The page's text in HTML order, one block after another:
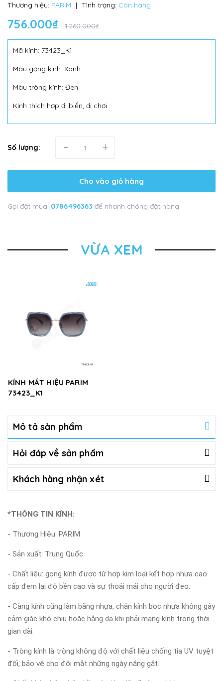
Thương hiệu: PARIM | Tình trạng: Còn hàng
756.000₫ 1.260.000₫
Mã kính: 73423_K1
Màu gọng kính: Xanh
Màu tròng kính: Đen
Kính thích hợp đi biển, đi chơi
Số lượng: - +
Cho vào giỏ hàng
Gọi đặt mua: 0786496363 để nhanh chóng đặt hàng
VỪA XEM
KÍNH MÁT HIỆU PARIM
73423_K1
Mô tả sản phẩm
Hỏi đáp về sản phẩm
Khách hàng nhận xét
*THÔNG TIN KÍNH:
- Thương Hiệu: PARIM
- Sản xuất: Trung Quốc
- Chất liệu: gọng kính được từ hợp kim loại kết hợp nhựa cao
cấp đem lại độ bền cao và sự thoải mái cho người đeo.
- Càng kính cũng làm bằng nhựa, chân kính bọc nhựa không gây
cảm giác khó chịu hoặc hằng da khi phải mang kính trong thời
gian dài.
- Tròng kính là tròng không độ với chất liệu chống tia UV tuyệt
đối, bảo vệ cho đôi mắt những ngày nắng gắt.